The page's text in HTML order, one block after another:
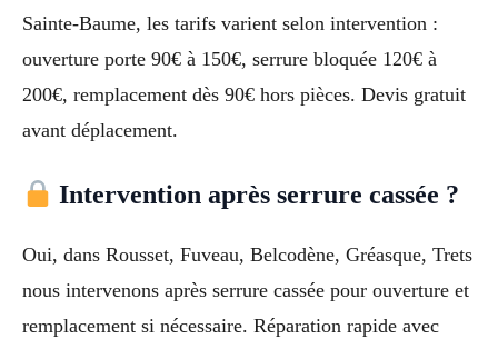
Sainte-Baume, les tarifs varient selon intervention :
ouverture porte 90€ à 150€, serrure bloquée 120€ à
200€, remplacement dès 90€ hors pièces. Devis gratuit
avant déplacement.
Intervention après serrure cassée ?
Oui, dans Rousset, Fuveau, Belcodène, Gréasque, Trets
nous intervenons après serrure cassée pour ouverture et
remplacement si nécessaire. Réparation rapide avec